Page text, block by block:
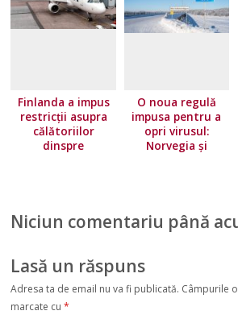
Finlanda a impus
restricţii asupra
călătoriilor
dinspre
condițiile de
O noua regulă
impusa pentru a
opri virusul:
Norvegia și
Niciun comentariu până
Lasă un răspuns
Adresa ta de email nu va fi publicată. Câmpurile
marcate cu*